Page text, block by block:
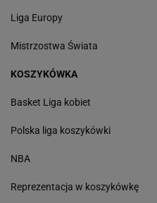
Liga Europy
Mistrzostwa Świata
KOSZYKÓWKA
Basket Liga kobiet
Polska liga koszykówki
NBA
Reprezentacja w koszykówkę